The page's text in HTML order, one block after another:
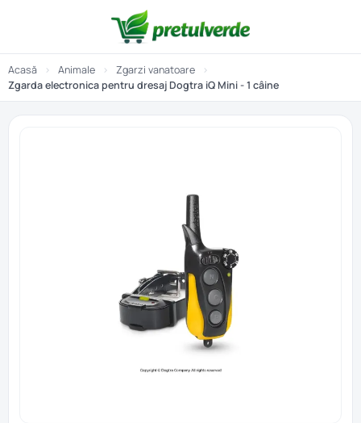
Acasă › Animale › Zgarzi vanatoare
›
Zgarda electronica pentru dresaj Dogtra iQ Mini - 1 câine